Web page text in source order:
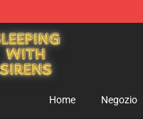
Sleeping With Sirens
Home Negozio